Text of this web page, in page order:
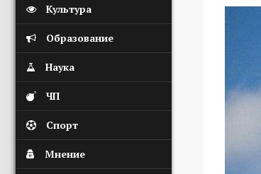
Культура
Образование
Наука
ЧП
Спорт
Мнение